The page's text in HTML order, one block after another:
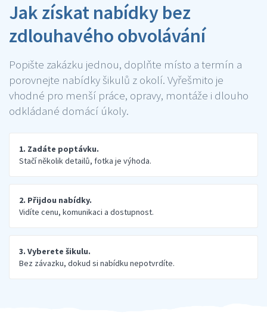
Jak získat nabídky bez
zdlouhavého obvolávání
Popište zakázku jednou, doplňte místo a termín a
porovnejte nabídky šikulů z okolí. Vyřešmito je
vhodné pro menší práce, opravy, montáže i dlouho
odkládané domácí úkoly.
1. Zadáte poptávku.
Stačí několik detailů, fotka je výhoda.
2. Přijdou nabídky.
Vidíte cenu, komunikaci a dostupnost.
3. Vyberete šikulu.
Bez závazku, dokud si nabídku nepotvrdíte.